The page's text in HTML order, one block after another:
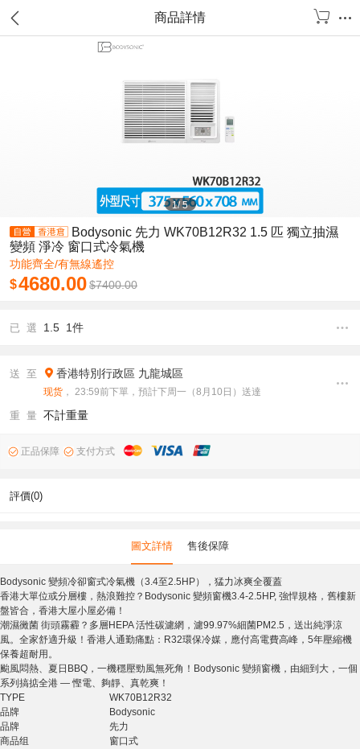
商品詳情
1/5
Bodysonic 先力 WK70B12R32 1.5 匹 獨立抽濕
變頻 淨冷 窗口式冷氣機
功能齊全/有無線遙控
$4680.00$7400.00
已 選 1.5 1件
送 至 香港特別行政區 九龍城區
现货 ， 23:59前下單，預計下周一（8月10日）送達
重 量 不計重量
正品保障 支付方式
評價(0)
圖文詳情 售後保障
Bodysonic 變頻冷卻窗式冷氣機（3.4至2.5HP），猛力冰爽全覆蓋
香港大單位或分層樓，熱浪難控？Bodysonic 變頻窗機3.4-2.5HP, 強悍規格，舊樓新
盤皆合，香港大屋小屋必備！
潮濕黴菌 街頭霧霾？多層HEPA 活性碳濾網，濾99.97%細菌PM2.5，送出純淨涼
風。全家舒適升級！香港人通勤痛點：R32環保冷媒，應付高電費高峰，5年壓縮機
保養超耐用。
颱風悶熱、夏日BBQ，一機穩壓勁風無死角！Bodysonic 變頻窗機，由細到大，一個
系列搞掂全港 — 慳電、夠靜、真乾爽！
TYPE
WK70B12R32
品牌
Bodysonic
品牌
先力
商品组
窗口式